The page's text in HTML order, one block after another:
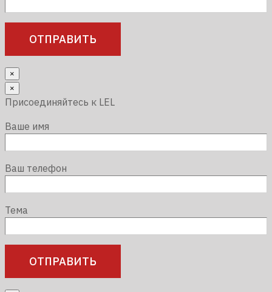
×
×
Присоединяйтесь к LEL
Ваше имя
Ваш телефон
Тема